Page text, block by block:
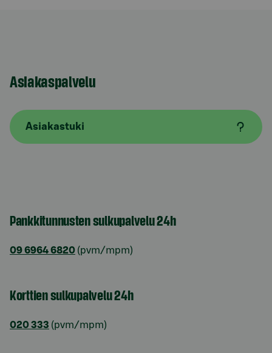
Asiakaspalvelu
Asiakastuki
Pankkitunnusten sulkupalvelu 24h
09 6964 6820 (pvm/mpm)
Korttien sulkupalvelu 24h
020 333 (pvm/mpm)